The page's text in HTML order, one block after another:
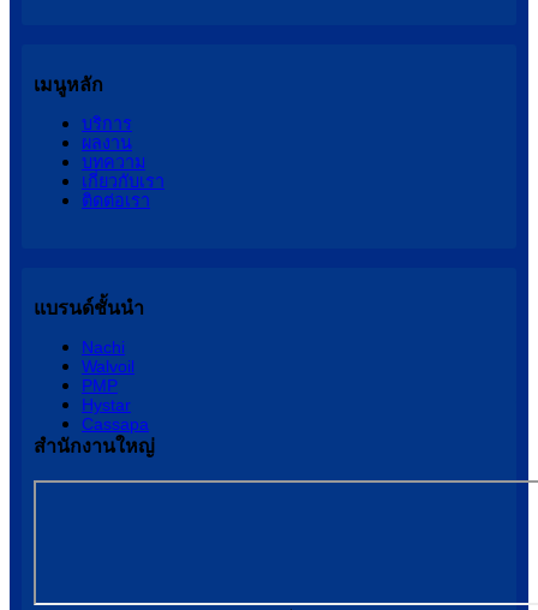
เมนูหลัก
บริการ
ผลงาน
บทความ
เกี่ยวกับเรา
ติดต่อเรา
แบรนด์ชั้นนำ
Nachi
Walvoil
PMP
Hystar
Cassapa
สำนักงานใหญ่